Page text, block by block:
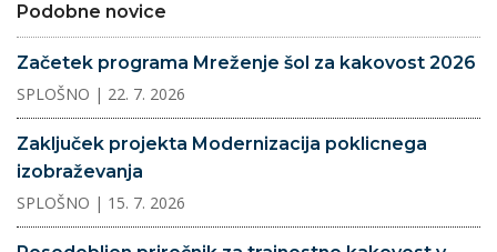
Podobne novice
Začetek programa Mreženje šol za kakovost 2026
SPLOŠNO | 22. 7. 2026
Zaključek projekta Modernizacija poklicnega
izobraževanja
SPLOŠNO | 15. 7. 2026